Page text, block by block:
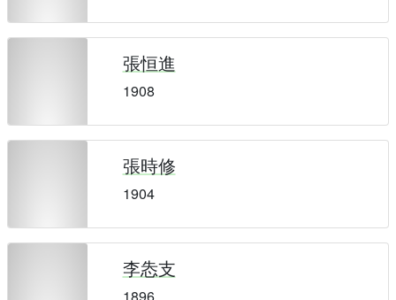
張恒進
1908
張時修
1904
李怣支